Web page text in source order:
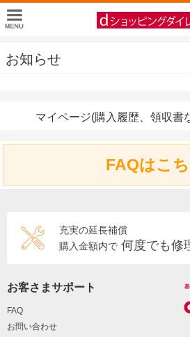
お知らせ
マイページ(購入履歴、領収書
FAQはこ
充実の延長補償
購入金額内で 何度でも修
お客さまサポート
FAQ
お問い合わせ